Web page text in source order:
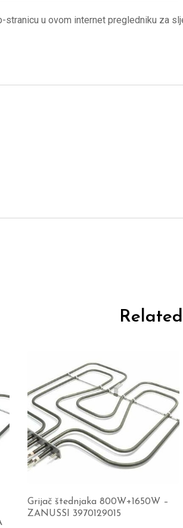
u ovom internet pregledniku za
Grijač štednjaka 800W+1650W –
ZANUSSI 3970129015